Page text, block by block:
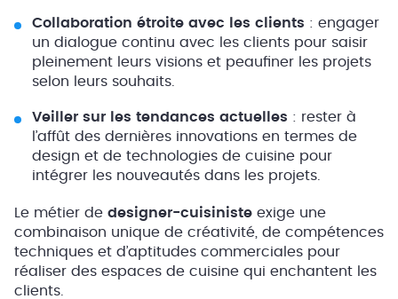
Collaboration étroite avec les clients : engager
un dialogue continu avec les clients pour saisir
pleinement leurs visions et peaufiner les projets
selon leurs souhaits.
Veiller sur les tendances actuelles : rester à
l’affût des dernières innovations en termes de
design et de technologies de cuisine pour
intégrer les nouveautés dans les projets.
Le métier de designer-cuisiniste exige une
combinaison unique de créativité, de compétences
techniques et d’aptitudes commerciales pour
réaliser des espaces de cuisine qui enchantent les
clients.